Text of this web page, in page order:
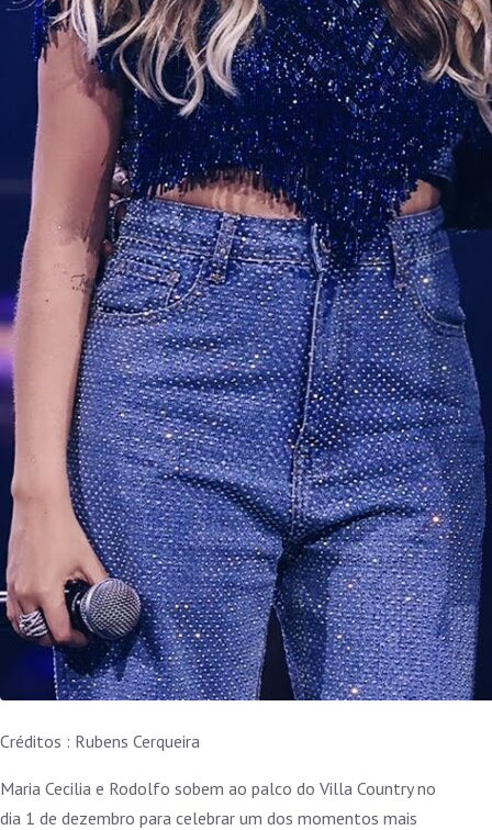
Créditos : Rubens Cerqueira
Maria Cecilia e Rodolfo sobem ao palco do Villa Country no
dia 1 de dezembro para celebrar um dos momentos mais